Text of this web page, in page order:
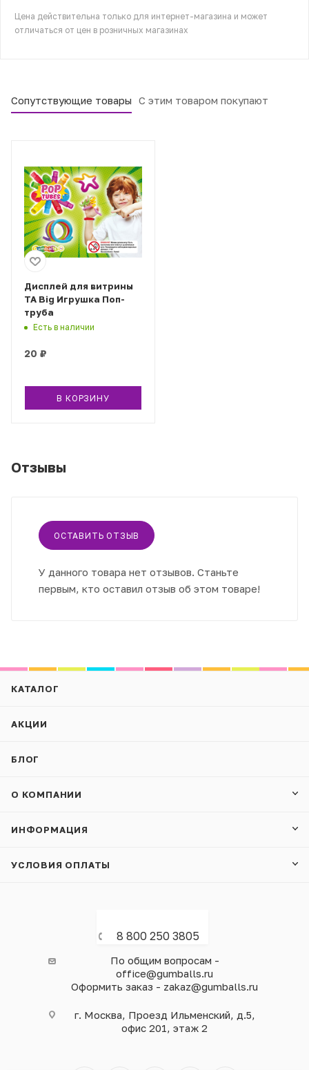
Цена действительна только для интернет-магазина и может
отличаться от цен в розничных магазинах
Сопутствующие товары С этим товаром покупают
Дисплей для витрины
ТА Big Игрушка Поп-
труба
Есть в наличии
20 ₽
В КОРЗИНУ
Отзывы
ОСТАВИТЬ ОТЗЫВ
У данного товара нет отзывов. Станьте
первым, кто оставил отзыв об этом товаре!
КАТАЛОГ
АКЦИИ
БЛОГ
О КОМПАНИИ
ИНФОРМАЦИЯ
УСЛОВИЯ ОПЛАТЫ
8 800 250 3805
По общим вопросам -
office@gumballs.ru
Оформить заказ - zakaz@gumballs.ru
г. Москва, Проезд Ильменский, д.5,
офис 201, этаж 2